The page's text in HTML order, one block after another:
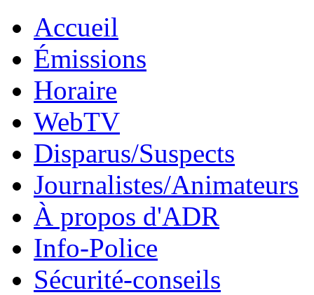
Accueil
Émissions
Horaire
WebTV
Disparus/Suspects
Journalistes/Animateurs
À propos d'ADR
Info-Police
Sécurité-conseils